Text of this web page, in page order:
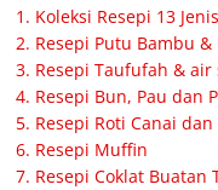
1. Koleksi Resepi 13
2. Resepi Putu Bambu
3. Resepi Taufufah & air
4. Resepi Bun, Pau dan
5. Resepi Roti Canai
6. Resepi Muffin
7. Resepi Coklat Buatan